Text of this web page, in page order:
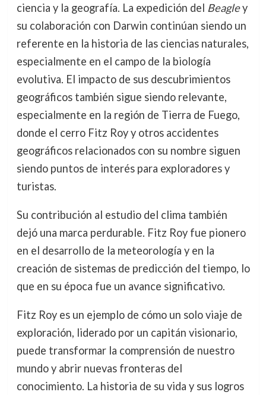
ciencia y la geografía. La expedición del Beagley
su colaboración con Darwin continúan siendo un
referente en la historia de las ciencias naturales,
especialmente en el campo de la biología
evolutiva. El impacto de sus descubrimientos
geográficos también sigue siendo relevante,
especialmente en la región de Tierra de Fuego,
donde el cerro Fitz Roy y otros accidentes
geográficos relacionados con su nombre siguen
siendo puntos de interés para exploradores y
turistas.
Su contribución al estudio del clima también
dejó una marca perdurable. Fitz Roy fue pionero
en el desarrollo de la meteorología y en la
creación de sistemas de predicción del tiempo, lo
que en su época fue un avance significativo.
Fitz Roy es un ejemplo de cómo un solo viaje de
exploración, liderado por un capitán visionario,
puede transformar la comprensión de nuestro
mundo y abrir nuevas fronteras del
conocimiento. La historia de su vida y sus logros